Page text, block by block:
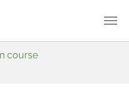
course